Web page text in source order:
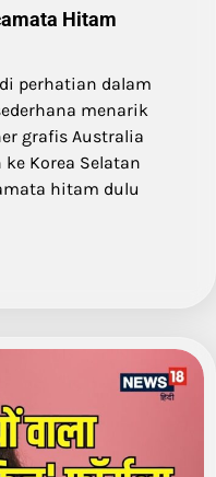
Hitam
perhatian dalam
menarik
grafis Australia
Korea Selatan
hitam dulu